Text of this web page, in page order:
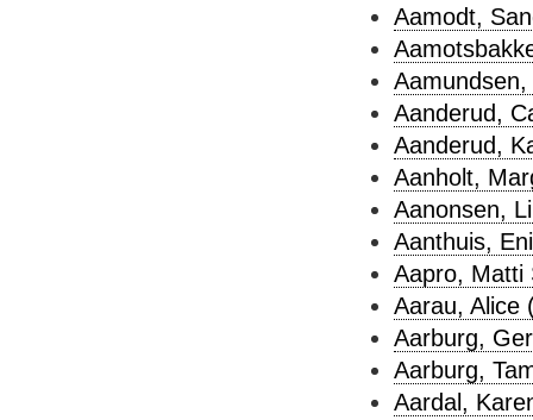
Aamodt,
Aanderud,
Aanderud,
Aanholt,
Aanonsen,
Aanthuis,
Aapro, Matti
Aarau, Alice
Aarburg,
Aarburg,
Aardal,